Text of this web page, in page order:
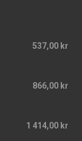
537,00 kr
866,00 kr
1 414,00 kr